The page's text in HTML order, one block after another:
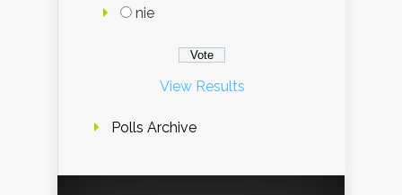
nie
View Results
Polls Archive